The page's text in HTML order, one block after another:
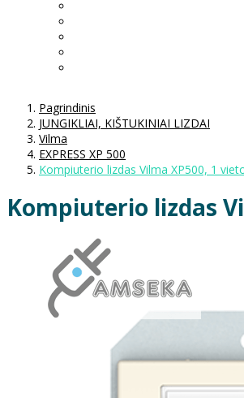
Pagrindinis
JUNGIKLIAI, KIŠTUKINIAI LIZDAI
Vilma
EXPRESS XP 500
Kompiuterio lizdas Vilma XP500, 1
Kompiuterio lizdas